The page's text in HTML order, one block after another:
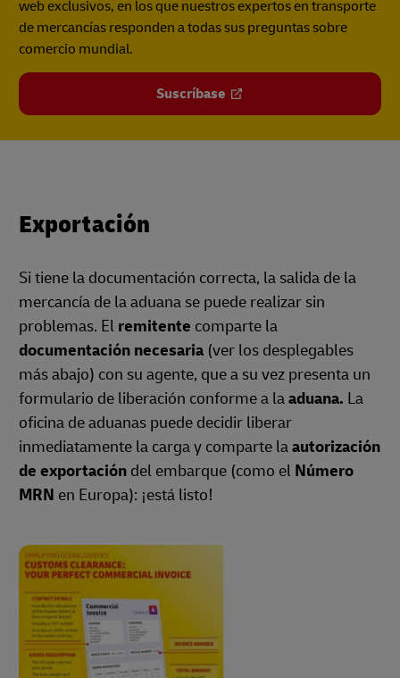
web exclusivos, en los que nuestros expertos en transporte
de mercancías responden a todas sus preguntas sobre
comercio mundial.
Suscríbase
Exportación
Si tiene la documentación correcta, la salida de la
mercancía de la aduana se puede realizar sin
problemas. El remitente comparte la
documentación necesaria (ver los desplegables
más abajo) con su agente, que a su vez presenta un
formulario de liberación conforme a laaduana. La
oficina de aduanas puede decidir liberar
inmediatamente la carga y comparte laautorización
de exportación del embarque (como el Número
MRN en Europa): ¡está listo!